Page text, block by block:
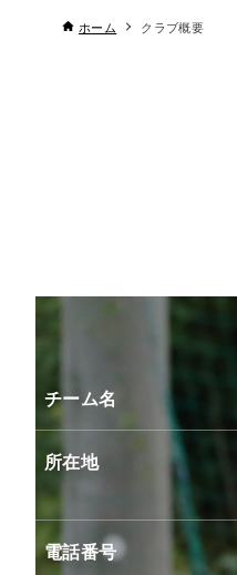
ホーム クラブ概要
チーム名
所在地
電話番号